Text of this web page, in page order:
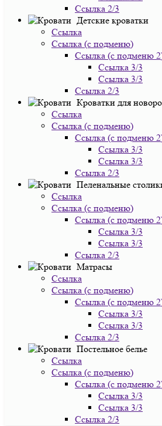
Ссылка 2/3
Детские кроватки
Ссылка
Ссылка (с подменю)
Ссылка (с подменю
Ссылка 3/3
Ссылка 3/3
Ссылка 2/3
Кроватки для
Ссылка
Ссылка (с подменю)
Ссылка (с подменю
Ссылка 3/3
Ссылка 3/3
Ссылка 2/3
Пеленальные
Ссылка
Ссылка (с подменю)
Ссылка (с подменю
Ссылка 3/3
Ссылка 3/3
Ссылка 2/3
Матрасы
Ссылка
Ссылка (с подменю)
Ссылка (с подменю
Ссылка 3/3
Ссылка 3/3
Ссылка 2/3
Постельное белье
Ссылка
Ссылка (с подменю)
Ссылка (с подменю
Ссылка 3/3
Ссылка 3/3
Ссылка 2/3